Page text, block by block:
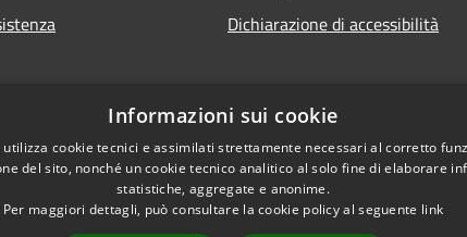
Dichiarazione di accessibilità
Informazioni sui cookie
utilizza cookie tecnici e assimilati strettamente necessari al corretto
del sito, nonché un cookie tecnico analitico al solo fine di elaborare
statistiche, aggregate e anonime.
Per maggiori dettagli, può consultare la cookie policy al seguente link